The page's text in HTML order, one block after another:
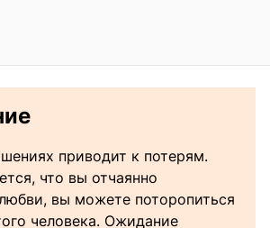
приводит к потерям.
что вы отчаянно
вы можете поторопиться
человека. Ожидание